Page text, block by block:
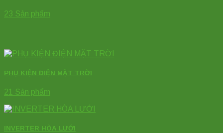
23 Sản phẩm
PHỤ KIỆN ĐIỆN MẶT TRỜI
21 Sản phẩm
INVERTER HÒA LƯỚI